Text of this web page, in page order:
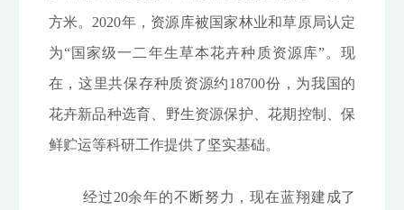
方米。2020年，资源库被国家林业和草原局认定
为“国家级一二年生草本花卉种质资源库”。现
在，这里共保存种质资源约18700份，为我国的
花卉新品种选育、野生资源保护、花期控制、保
鲜贮运等科研工作提供了坚实基础。
经过20余年的不断努力，现在蓝翔建成了